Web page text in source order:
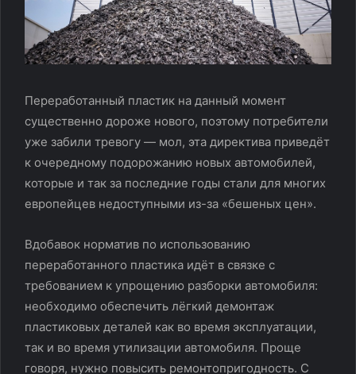
Переработанный пластик на данный момент
существенно дороже нового, поэтому потребители
уже забили тревогу — мол, эта директива приведёт
к очередному подорожанию новых автомобилей,
которые и так за последние годы стали для многих
европейцев недоступными из-за «бешеных цен».
Вдобавок норматив по использованию
переработанного пластика идёт в связке с
требованием к упрощению разборки автомобиля:
необходимо обеспечить лёгкий демонтаж
пластиковых деталей как во время эксплуатации,
так и во время утилизации автомобиля. Проще
говоря, нужно повысить ремонтопригодность. С